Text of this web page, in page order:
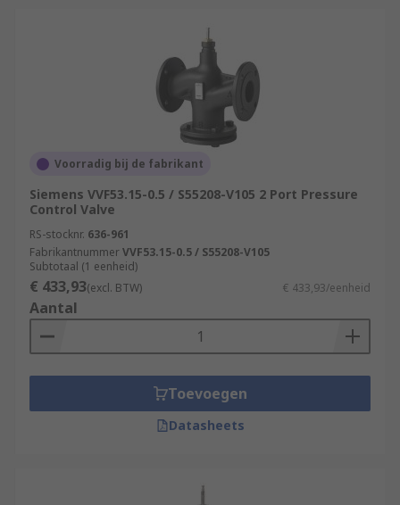
Voorradig bij de fabrikant
Siemens VVF53.15-0.5 / S55208-V105 2 Port Pressure
Control Valve
RS-stocknr. 636-961
FabrikantnummerVVF53.15-0.5 / S55208-V105
Subtotaal (1 eenheid)
€ 433,93(excl. BTW) € 433,93/eenheid
Aantal
Toevoegen
Datasheets